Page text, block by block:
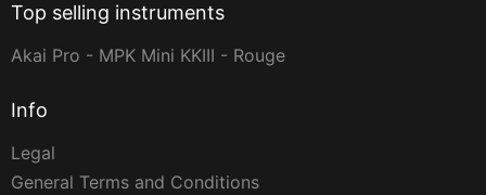
Top selling instruments
Akai Pro - MPK Mini KKIII - Rouge
Info
Legal
General Terms and Conditions